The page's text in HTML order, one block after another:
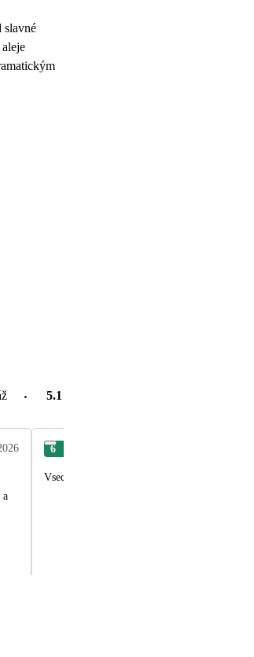
slavné
5.1
a
6
Vsechno perfektni